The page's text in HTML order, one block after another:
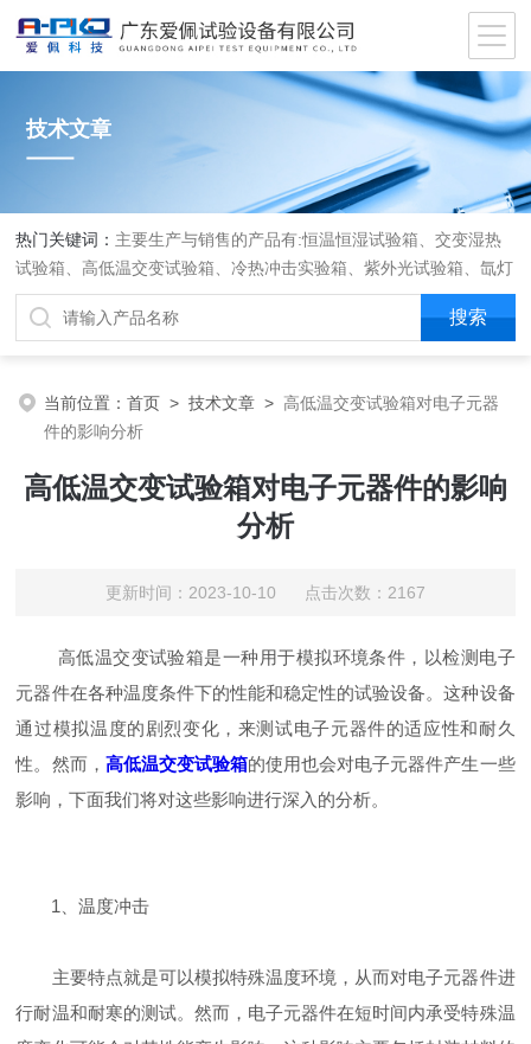
技术文章
热门关键词： 主要生产与销售的产品有:恒温恒湿试验箱、交变湿热
试验箱、高低温交变试验箱、冷热冲击实验箱、紫外光试验箱、氙灯
老化箱、恒温恒湿实验室、沙尘试验箱、淋雨试验箱、盐水喷雾试验
箱、各种振动试验台、拉力试验机、蒸汽老化试验机、跌落试验机、
当前位置：首页 >技术文章 > 高低温交变试验箱对电子元器
件的影响分析
高低温交变试验箱对电子元器件的影响
分析
更新时间：2023-10-10 点击次数：2167
高低温交变试验箱是一种用于模拟环境条件，以检测电子
元器件在各种温度条件下的性能和稳定性的试验设备。这种设备
通过模拟温度的剧烈变化，来测试电子元器件的适应性和耐久
性。然而， 高低温交变试验箱的使用也会对电子元器件产生一些
影响，下面我们将对这些影响进行深入的分析。
1、温度冲击
主要特点就是可以模拟特殊温度环境，从而对电子元器件进
行耐温和耐寒的测试。然而，电子元器件在短时间内承受特殊温